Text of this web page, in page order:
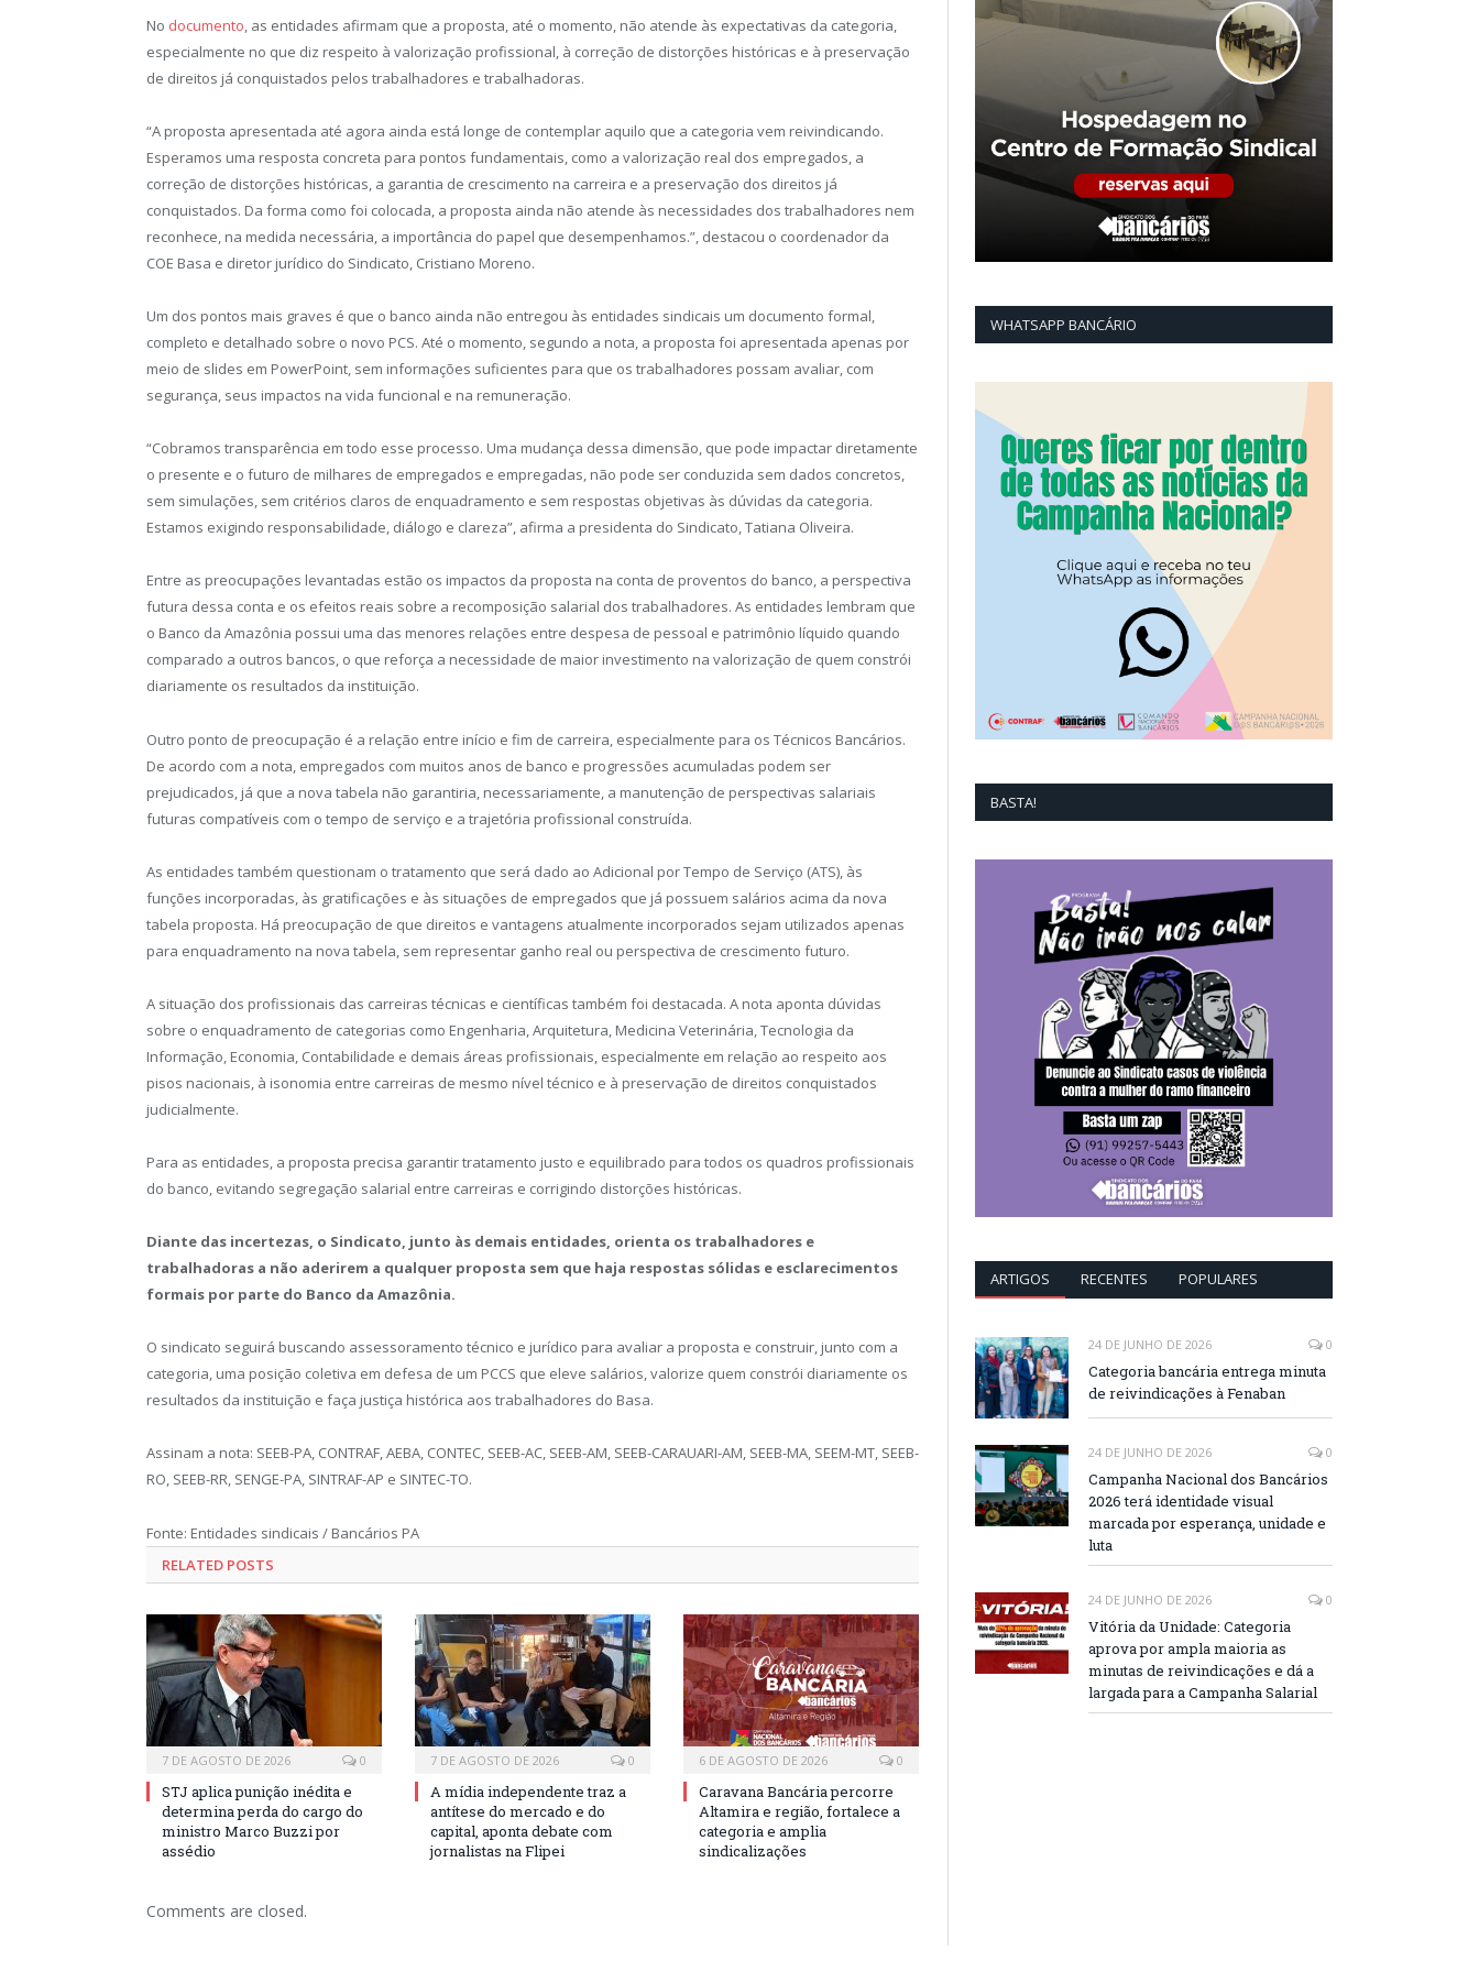
No documento, as entidades afirmam que a proposta, até o momento, não atende às expectativas da categoria,
especialmente no que diz respeito à valorização profissional, à correção de distorções históricas e à preservação
de direitos já conquistados pelos trabalhadores e trabalhadoras.
“A proposta apresentada até agora ainda está longe de contemplar aquilo que a categoria vem reivindicando.
Esperamos uma resposta concreta para pontos fundamentais, como a valorização real dos empregados, a
correção de distorções históricas, a garantia de crescimento na carreira e a preservação dos direitos já
conquistados. Da forma como foi colocada, a proposta ainda não atende às necessidades dos trabalhadores nem
reconhece, na medida necessária, a importância do papel que desempenhamos.”, destacou o coordenador da
COE Basa e diretor jurídico do Sindicato, Cristiano Moreno.
Um dos pontos mais graves é que o banco ainda não entregou às entidades sindicais um documento formal,
completo e detalhado sobre o novo PCS. Até o momento, segundo a nota, a proposta foi apresentada apenas por
meio de slides em PowerPoint, sem informações suficientes para que os trabalhadores possam avaliar, com
segurança, seus impactos na vida funcional e na remuneração.
“Cobramos transparência em todo esse processo. Uma mudança dessa dimensão, que pode impactar diretamente
o presente e o futuro de milhares de empregados e empregadas, não pode ser conduzida sem dados concretos,
sem simulações, sem critérios claros de enquadramento e sem respostas objetivas às dúvidas da categoria.
Estamos exigindo responsabilidade, diálogo e clareza”, afirma a presidenta do Sindicato, Tatiana Oliveira.
Entre as preocupações levantadas estão os impactos da proposta na conta de proventos do banco, a perspectiva
futura dessa conta e os efeitos reais sobre a recomposição salarial dos trabalhadores. As entidades lembram que
o Banco da Amazônia possui uma das menores relações entre despesa de pessoal e patrimônio líquido quando
comparado a outros bancos, o que reforça a necessidade de maior investimento na valorização de quem constrói
diariamente os resultados da instituição.
Outro ponto de preocupação é a relação entre início e fim de carreira, especialmente para os Técnicos Bancários.
De acordo com a nota, empregados com muitos anos de banco e progressões acumuladas podem ser
prejudicados, já que a nova tabela não garantiria, necessariamente, a manutenção de perspectivas salariais
futuras compatíveis com o tempo de serviço e a trajetória profissional construída.
As entidades também questionam o tratamento que será dado ao Adicional por Tempo de Serviço (ATS), às
funções incorporadas, às gratificações e às situações de empregados que já possuem salários acima da nova
tabela proposta. Há preocupação de que direitos e vantagens atualmente incorporados sejam utilizados apenas
para enquadramento na nova tabela, sem representar ganho real ou perspectiva de crescimento futuro.
A situação dos profissionais das carreiras técnicas e científicas também foi destacada. A nota aponta dúvidas
sobre o enquadramento de categorias como Engenharia, Arquitetura, Medicina Veterinária, Tecnologia da
Informação, Economia, Contabilidade e demais áreas profissionais, especialmente em relação ao respeito aos
pisos nacionais, à isonomia entre carreiras de mesmo nível técnico e à preservação de direitos conquistados
judicialmente.
Para as entidades, a proposta precisa garantir tratamento justo e equilibrado para todos os quadros profissionais
do banco, evitando segregação salarial entre carreiras e corrigindo distorções históricas.
Diante das incertezas, o Sindicato, junto às demais entidades, orienta os trabalhadores e
trabalhadoras a não aderirem a qualquer proposta sem que haja respostas sólidas e esclarecimentos
formais por parte do Banco da Amazônia.
O sindicato seguirá buscando assessoramento técnico e jurídico para avaliar a proposta e construir, junto com a
categoria, uma posição coletiva em defesa de um PCCS que eleve salários, valorize quem constrói diariamente os
resultados da instituição e faça justiça histórica aos trabalhadores do Basa.
Assinam a nota: SEEB-PA, CONTRAF, AEBA, CONTEC, SEEB-AC, SEEB-AM, SEEB-CARAUARI-AM, SEEB-MA, SEEM-MT, SEEB-
RO, SEEB-RR, SENGE-PA, SINTRAF-AP e SINTEC-TO.
Fonte: Entidades sindicais / Bancários PA
RELATED POSTS
7 DE AGOSTO DE 2026 0
STJ aplica punição inédita e
determina perda do cargo do
ministro Marco Buzzi por
assédio
7 DE AGOSTO DE 2026 0
A mídia independente traz a
antítese do mercado e do
capital, aponta debate com
jornalistas na Flipei
6 DE AGOSTO DE 2026 0
Caravana Bancária percorre
Altamira e região, fortalece a
categoria e amplia
sindicalizações
Comments are closed.
WHATSAPP BANCÁRIO
BASTA!
ARTIGOS RECENTES POPULARES
24 DE JUNHO DE 2026 0
Categoria bancária entrega minuta
de reivindicações à Fenaban
24 DE JUNHO DE 2026 0
Campanha Nacional dos Bancários
2026 terá identidade visual
marcada por esperança, unidade e
luta
24 DE JUNHO DE 2026 0
Vitória da Unidade: Categoria
aprova por ampla maioria as
minutas de reivindicações e dá a
largada para a Campanha Salarial